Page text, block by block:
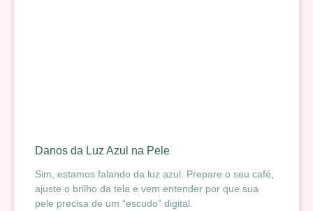
Danos da Luz Azul na Pele
Sim, estamos falando da luz azul. Prepare o seu café,
ajuste o brilho da tela e vem entender por que sua
pele precisa de um “escudo” digital.